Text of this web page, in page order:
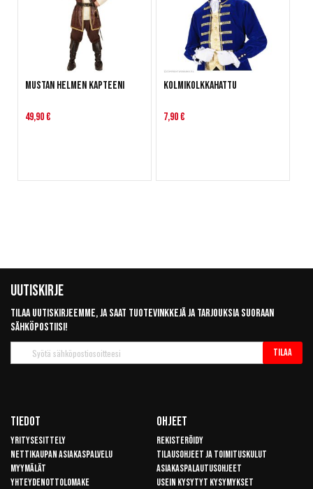
Mustan Helmen Kapteeni
49,90 €
Kolmikolkkahattu
7,90 €
Uutiskirje
Tilaa uutiskirjeemme, ja saat tuotevinkkejä ja tarjouksia suoraan
sähköpostiisi!
uutiskirje
Tilaa
Tiedot
Yritysesittely
Nettikaupan asiakaspalvelu
Myymälät
Yhteydenottolomake
Ohjeet
Rekisteröidy
Tilausohjeet ja toimituskulut
Asiakaspalautusohjeet
Usein kysytyt kysymykset